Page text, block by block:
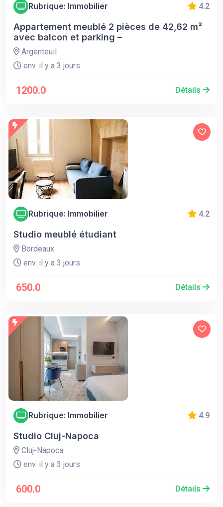
Rubrique: Immobilier 4.2
Appartement meublé 2 pièces de 42,62 m²
avec balcon et parking –
Argenteuil
env. il y a 3 jours
1200.0 Détails
Rubrique: Immobilier 4.2
Studio meublé étudiant
Bordeaux
env. il y a 3 jours
650.0 Détails
Rubrique: Immobilier 4.9
Studio Cluj-Napoca
Cluj-Napoca
env. il y a 3 jours
600.0 Détails